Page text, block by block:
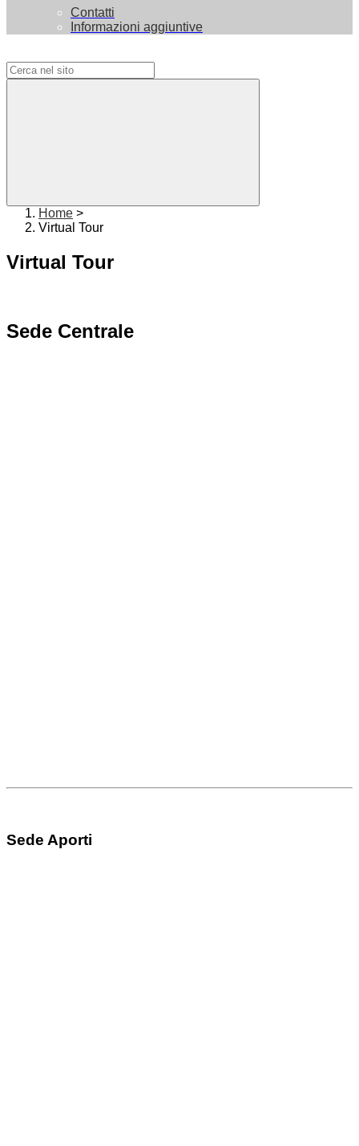
Contatti
Informazioni aggiuntive
Home >
Virtual Tour
Virtual Tour
Sede Centrale
Sede Aporti